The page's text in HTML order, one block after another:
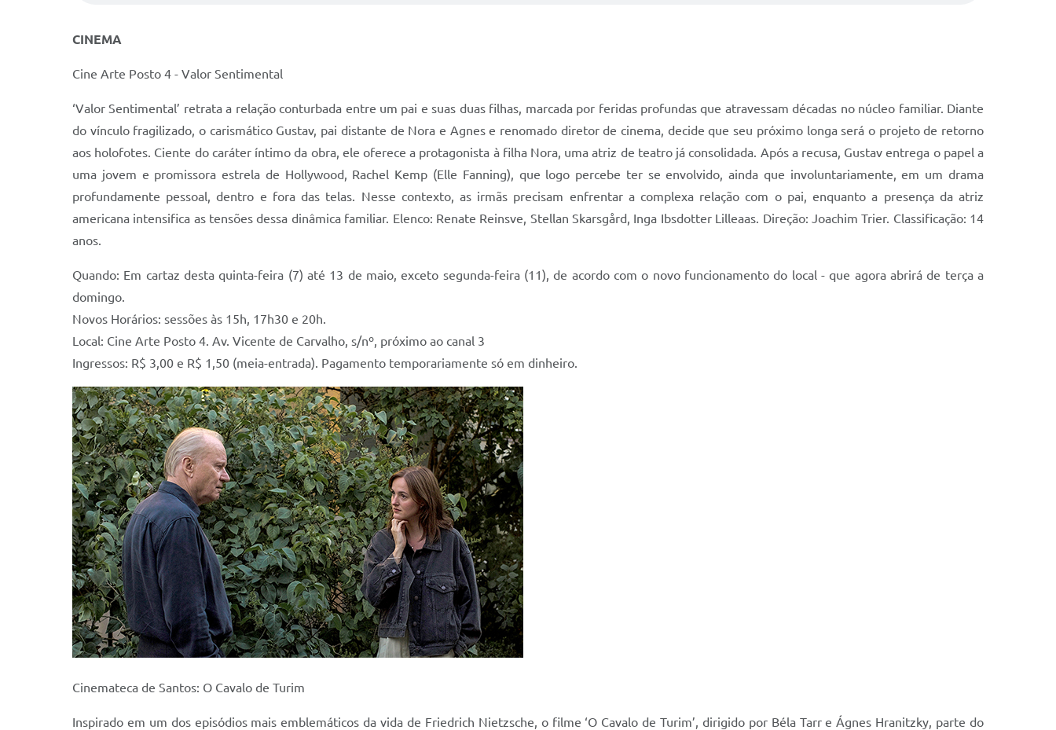
CINEMA
Cine Arte Posto 4 - Valor Sentimental
‘Valor Sentimental’ retrata a relação conturbada entre um pai e suas duas filhas, marcada por feridas profundas que atravessam décadas no núcleo familiar. Diante
do vínculo fragilizado, o carismático Gustav, pai distante de Nora e Agnes e renomado diretor de cinema, decide que seu próximo longa será o projeto de retorno
aos holofotes. Ciente do caráter íntimo da obra, ele oferece a protagonista à filha Nora, uma atriz de teatro já consolidada. Após a recusa, Gustav entrega o papel a
uma jovem e promissora estrela de Hollywood, Rachel Kemp (Elle Fanning), que logo percebe ter se envolvido, ainda que involuntariamente, em um drama
profundamente pessoal, dentro e fora das telas. Nesse contexto, as irmãs precisam enfrentar a complexa relação com o pai, enquanto a presença da atriz
americana intensifica as tensões dessa dinâmica familiar. Elenco: Renate Reinsve, Stellan Skarsgård, Inga Ibsdotter Lilleaas. Direção: Joachim Trier. Classificação: 14
anos.
Quando: Em cartaz desta quinta-feira (7) até 13 de maio, exceto segunda-feira (11), de acordo com o novo funcionamento do local - que agora abrirá de terça a
domingo.
Novos Horários: sessões às 15h, 17h30 e 20h.
Local: Cine Arte Posto 4. Av. Vicente de Carvalho, s/nº, próximo ao canal 3
Ingressos: R$ 3,00 e R$ 1,50 (meia-entrada). Pagamento temporariamente só em dinheiro.
Cinemateca de Santos: O Cavalo de Turim
Inspirado em um dos episódios mais emblemáticos da vida de Friedrich Nietzsche, o filme ‘O Cavalo de Turim’, dirigido por Béla Tarr e Ágnes Hranitzky, parte do